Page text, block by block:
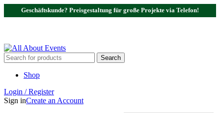
Geschäftskunde? Preisgestaltung für große Projekte via Telefon!
Search
Shop
Login / Register
Sign inCreate an Account